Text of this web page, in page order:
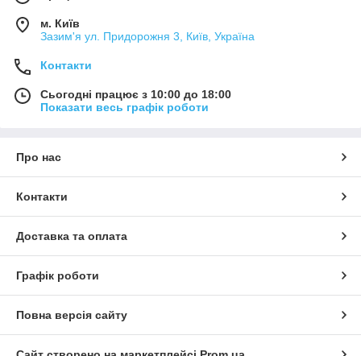
м. Київ
Зазим'я ул. Придорожня 3, Київ, Україна
Контакти
Сьогодні працює з 10:00 до 18:00
Показати весь графік роботи
Про нас
Контакти
Доставка та оплата
Графік роботи
Повна версія сайту